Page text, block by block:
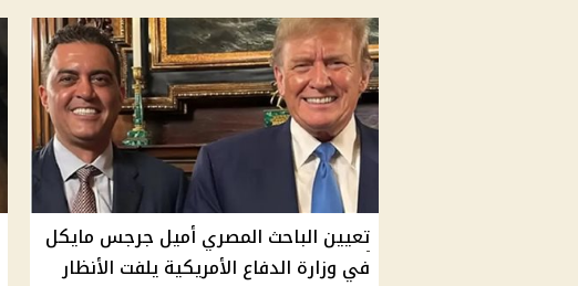
تعيين الباحث المصري أميل جرجس مايكل
في وزارة الدفاع الأمريكية يلفت الأنظار